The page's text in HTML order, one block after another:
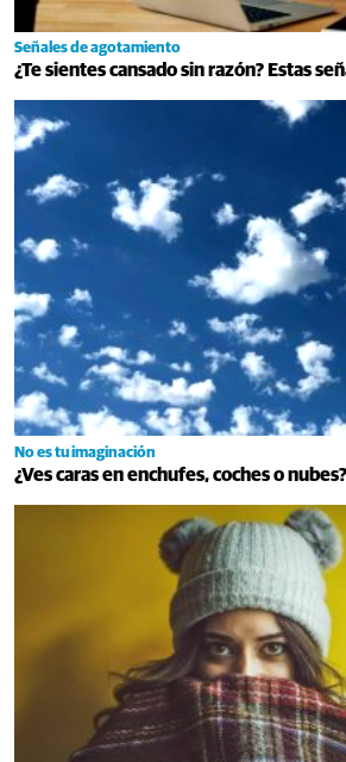
Señales de agotamiento
¿Te sientes cansado sin razón? Estas
No es tu imaginación
¿Ves caras en enchufes, coches o